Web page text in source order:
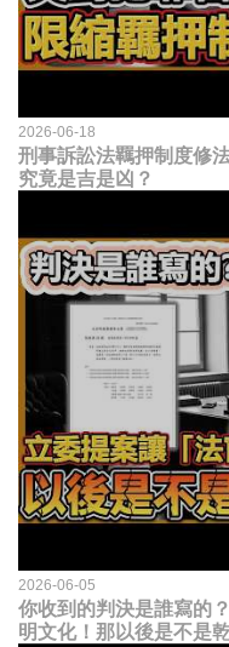
2026-06-18
刑事訴訟法羈押制度修
究竟是吉是凶？
2026-06-05
你收到的判決是誰寫的
明文化！那以後是不是